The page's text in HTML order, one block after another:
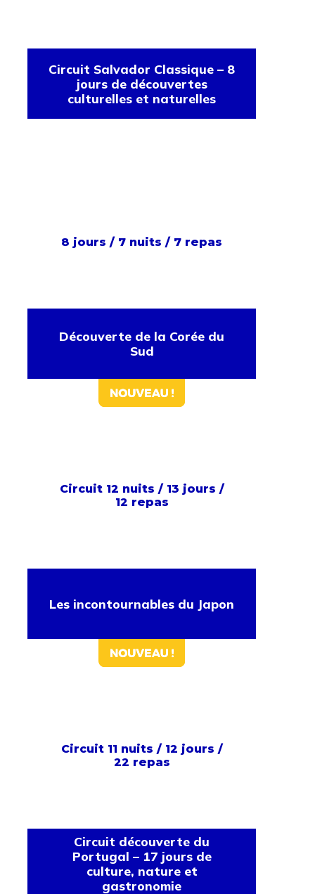
Circuit Salvador Classique – 8
jours de découvertes
culturelles et naturelles
8 jours / 7 nuits / 7 repas
Découverte de la Corée du
Sud
Circuit 12 nuits / 13 jours /
12 repas
Les incontournables du Japon
Circuit 11 nuits / 12 jours /
22 repas
Circuit découverte du
Portugal – 17 jours de
culture, nature et
gastronomie